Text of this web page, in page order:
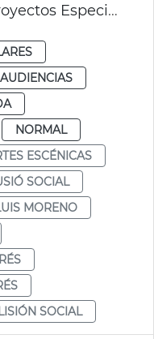
Adjudicación ayudas Proyectos Especial Interés 2025
NORMAL
ESCÉNICAS
SOCIAL
MORENO
SOCIAL